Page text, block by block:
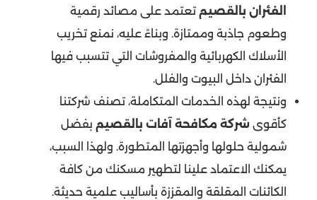
الفئران بالقصيم تعتمد على مصائد رقمية
وطعوم جاذبة وممتازة. وبناءً عليه، نمنع تخريب
الأسلاك الكهربائية والمفروشات التي تتسبب فيها
الفئران داخل البيوت والفلل.
ونتيجة لهذه الخدمات المتكاملة، تصنف شركتنا
كأقوى شركة مكافحة آفات بالقصيم بفضل
شمولية حلولها وأجهزتها المتطورة. ولهذا السبب،
يمكنك الاعتماد علينا لتطهير مسكنك من كافة
الكائنات المقلقة والمقززة بأساليب علمية حديثة.